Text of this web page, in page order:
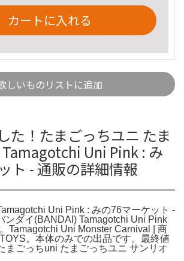
カートに入れる
しいものリストに追加
た！たまごっちユニ たま
Tamagotchi Uni Pink : み
ト - 通販の詳細情報
Uni Pink : みの76マーケット -
ンダイ(BANDAI) Tamagotchi Uni Pink
Tamagotchi Uni Monster Carnival | 商
。本体のみでの出品です。最終値
まごっちuni たまごっちユニ サンリオ